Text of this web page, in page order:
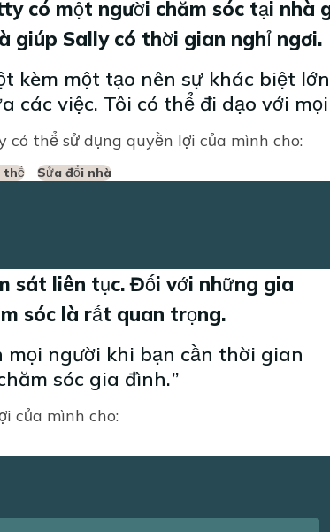
có một người chăm sóc tại nhà
giúp Sally có thời gian nghỉ ngơi.
kèm một tạo nên sự khác biệt
các việc. Tôi có thể đi dạo với
có thể sử dụng quyền lợi của mình cho:
thế Sửa đổi nhà
sát liên tục. Đối với những gia
sóc là rất quan trọng.
người khi bạn cần thời gian
sóc gia đình.
của mình cho: